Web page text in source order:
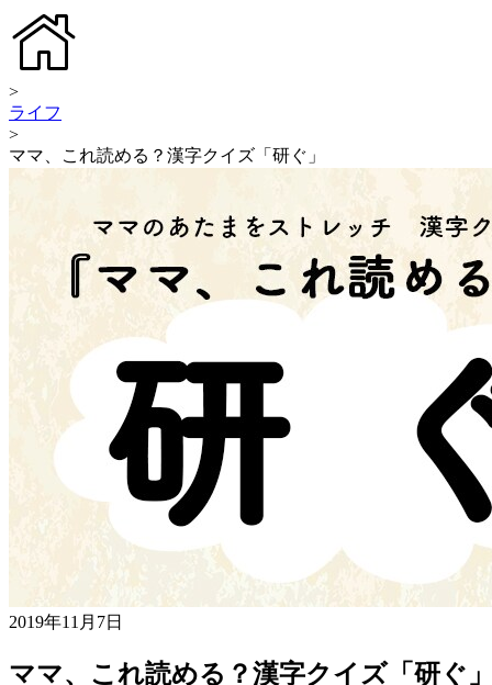
>
ライフ
>
ママ、これ読める？漢字クイズ「研ぐ」
2019年11月7日
ママ、これ読める？漢字クイズ「研ぐ